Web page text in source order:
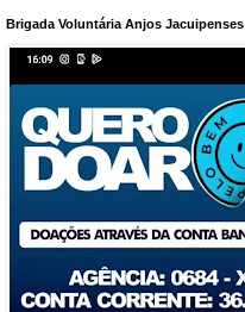
Brigada Voluntária Anjos Jacuipenses